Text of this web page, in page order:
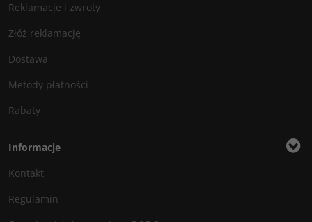
Reklamacje i zwroty
Złóż reklamację
Dostawa
Metody płatności
Rabaty
Informacje
Kontakt
Regulamin